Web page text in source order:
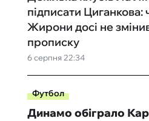
6 серпня 22:34
підписати Циганкова:
Жирони досі не
прописку
Футбол
Динамо обіграло